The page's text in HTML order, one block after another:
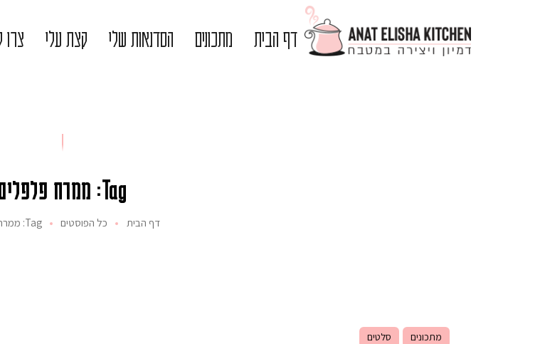
דף הבית מתכונים הסדנאות שלי קצת עלי
Tag: ממרח פלפלים
דף הבית כל הפוסטים Tag: ממרח פלפלים
מתכונים סלטים